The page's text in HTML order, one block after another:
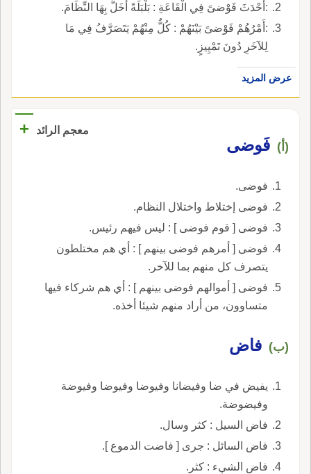
:أَحْدَثَ فَوْضىً فِي الْقَاعَةِ : بَلْبَلَةً أَخَلَّ بِهَا النِّظَامَ.
:أَمْرُهُمْ فَوْضىً بَيْنَهُمْ : كُلٌّ مِنْهُمْ يَتَصَرَّفُ فِي مَا
لِلآخَرِ دُونَ تَمْيِيزٍ.
عرض المزيد
معجم الرائد +
(أ) فَوضى
فوضى.
فوضى إختلاط واختلال النظام.
فوضى [ قوم فوضى ] : ليس فيهم رئيس.
فوضى [ أمرهم فوضى بينهم ] : أي هم مختلطون
يتصرف كل منهم بما للآخر.
فوضى [ أموالهم فوضى بينهم ] : أي هم شركاء فيها
متساوون، من أراد منهم شيئا أخذه.
(ب) فاض
يفيض في ضا وفيضانا وفيوضا وفيوضا وفيوضة
وفيضوضة.
فاض السيل : كثر وسال.
فاض السائل : جرى [ فاضت الدموع ].
فاض الشيء : كثر.